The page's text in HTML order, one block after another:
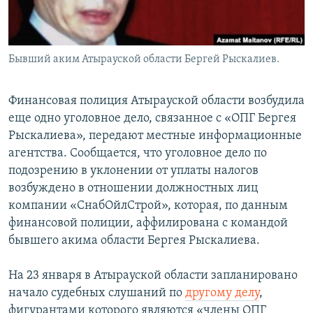
Бывший аким Атырауской области Бергей Рыскалиев.
Финансовая полиция Атырауской области возбудила
еще одно уголовное дело, связанное с «ОПГ Бергея
Рыскалиева», передают местные информационные
агентства. Сообщается, что уголовное дело по
подозрению в уклонении от уплаты налогов
возбуждено в отношении должностных лиц
компании «СнабОйлСтрой», которая, по данным
финансовой полиции, аффилирована с командой
бывшего акима области Бергея Рыскалиева.
На 23 января в Атырауской области запланировано
начало судебных слушаний по другому делу,